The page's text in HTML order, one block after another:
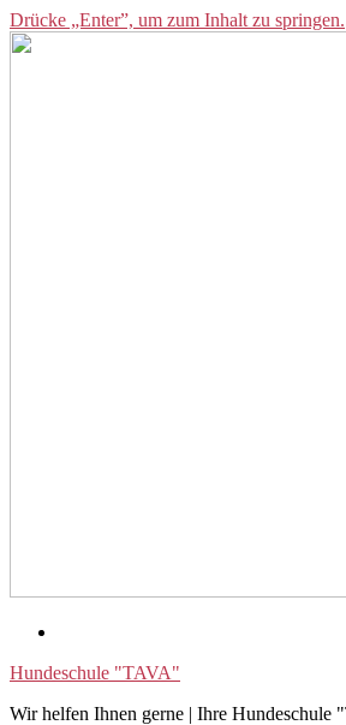
Drücke „Enter”, um zum Inhalt zu springen.
Hundeschule "TAVA"
Wir helfen Ihnen gerne | Ihre Hundeschule